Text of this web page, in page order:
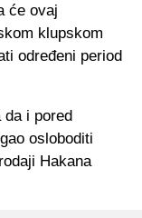
će ovaj
klupskom
određeni period
da i pored
osloboditi
Hakana